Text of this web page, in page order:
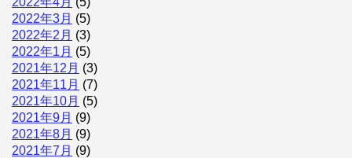
2022年3月 (5)
2022年2月 (3)
2022年1月 (5)
2021年12月 (3)
2021年11月 (7)
2021年10月 (5)
2021年9月 (9)
2021年8月 (9)
2021年7月 (9)